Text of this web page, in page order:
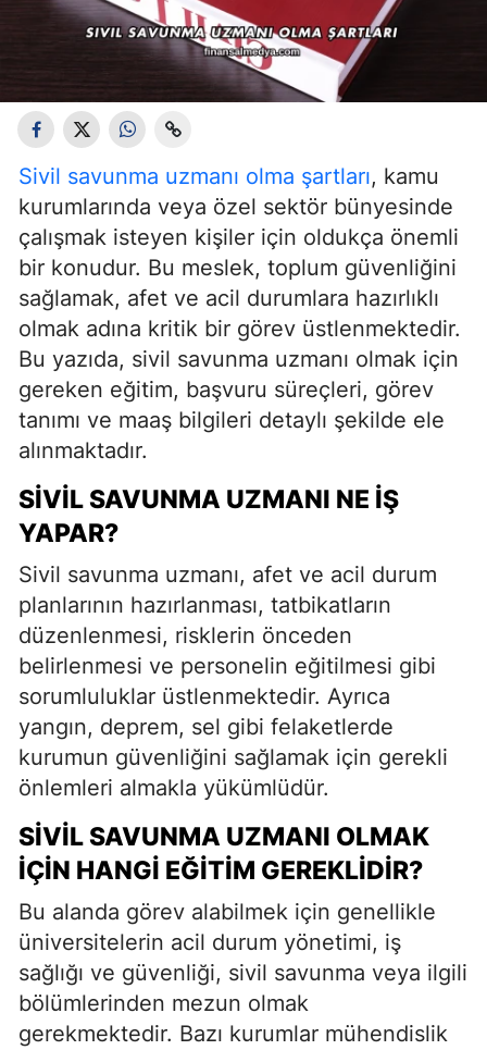
Sivil savunma uzmanı olma şartları, kamu
kurumlarında veya özel sektör bünyesinde
çalışmak isteyen kişiler için oldukça önemli
bir konudur. Bu meslek, toplum güvenliğini
sağlamak, afet ve acil durumlara hazırlıklı
olmak adına kritik bir görev üstlenmektedir.
Bu yazıda, sivil savunma uzmanı olmak için
gereken eğitim, başvuru süreçleri, görev
tanımı ve maaş bilgileri detaylı şekilde ele
alınmaktadır.
SIVIL SAVUNMA UZMANI NE İŞ
YAPAR?
Sivil savunma uzmanı, afet ve acil durum
planlarının hazırlanması, tatbikatların
düzenlenmesi, risklerin önceden
belirlenmesi ve personelin eğitilmesi gibi
sorumluluklar üstlenmektedir. Ayrıca
yangın, deprem, sel gibi felaketlerde
kurumun güvenliğini sağlamak için gerekli
önlemleri almakla yükümlüdür.
SIVIL SAVUNMA UZMANI OLMAK
İÇIN HANGI EĞITIM GEREKLIDIR?
Bu alanda görev alabilmek için genellikle
üniversitelerin acil durum yönetimi, iş
sağlığı ve güvenliği, sivil savunma veya ilgili
bölümlerinden mezun olmak
gerekmektedir. Bazı kurumlar mühendislik